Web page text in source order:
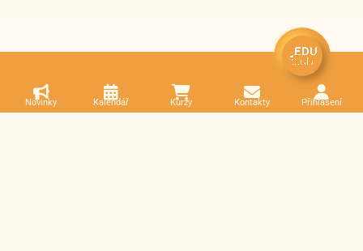
Novinky Kalendář Kurzy Kontakty Přihlášení